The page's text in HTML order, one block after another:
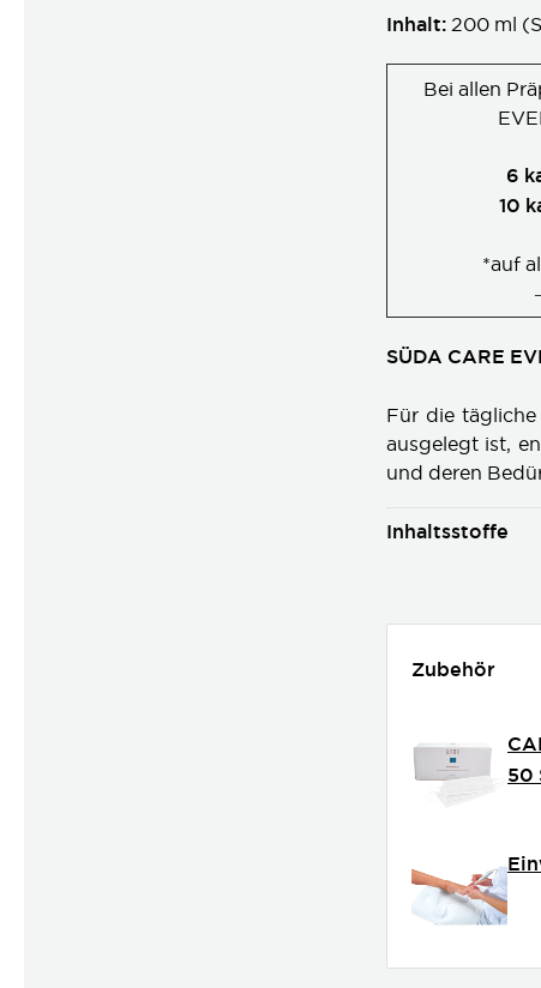
Inhalt: 200 ml
Bei allen
6
10
*auf
SÜDA CARE
Für die
ausgelegt ist,
und deren
Inhaltsstoffe
Zubehör
50